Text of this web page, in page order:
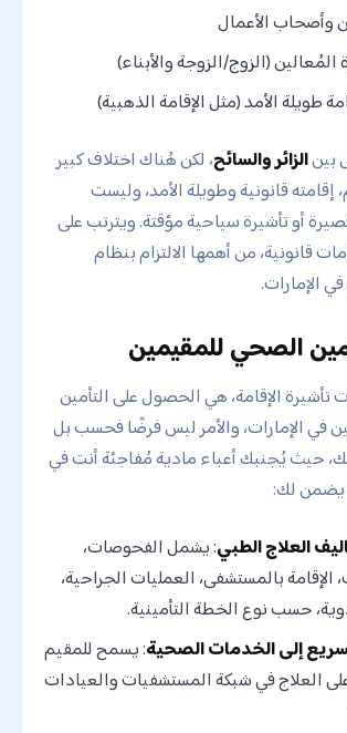
وأصحاب الأعمال
المُعالين (الزوج/الزوجة والأبناء)
طويلة الأمد (مثل الإقامة الذهبية)
بينالزائر والسائح، لكن هُناك اختلاف كبير
قانونية وطويلة الأمد، وليست
أو تأشيرة سياحية مؤقتة. ويترتب على
قانونية، من أهمها الالتزام بنظام
الإمارات.
الصحي للمقيمين
الإقامة، هي الحصول على التأمين
في الإمارات، والأمر ليس فرضًا فحسب بل
حيث يُجنبك أعباء مادية مُفاجئة أنت في
يضمن لك:
العلاج الطبي: يشمل الفحوصات،
الإقامة بالمستشفى، العمليات الجراحية،
حسب نوع الخطة التأمينية.
إلى الخدمات الصحية: يسمح للمقيم
العلاج في شبكة المستشفيات والعيادات